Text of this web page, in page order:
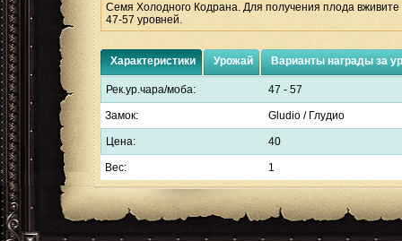
Семя Холодного Кодрана. Для получения плода
47-57 уровней.
Характеристики Урожай Варианты награды за
Рек.ур.чара/моба: 47 - 57
Замок: Gludio / Глудио
Цена: 40
Вес: 1